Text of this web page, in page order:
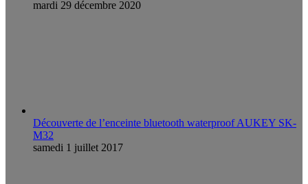
mardi 29 décembre 2020
Découverte de l’enceinte bluetooth waterproof AUKEY SK-
M32
samedi 1 juillet 2017